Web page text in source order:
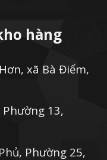
hàng
xã Bà Điểm,
Phường 13,
Phường 25,